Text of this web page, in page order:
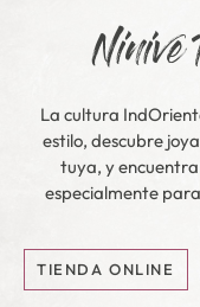
Ninive
La cultura
estilo, descubre
tuya, y encuentra
especialmente
TIENDA ONLINE